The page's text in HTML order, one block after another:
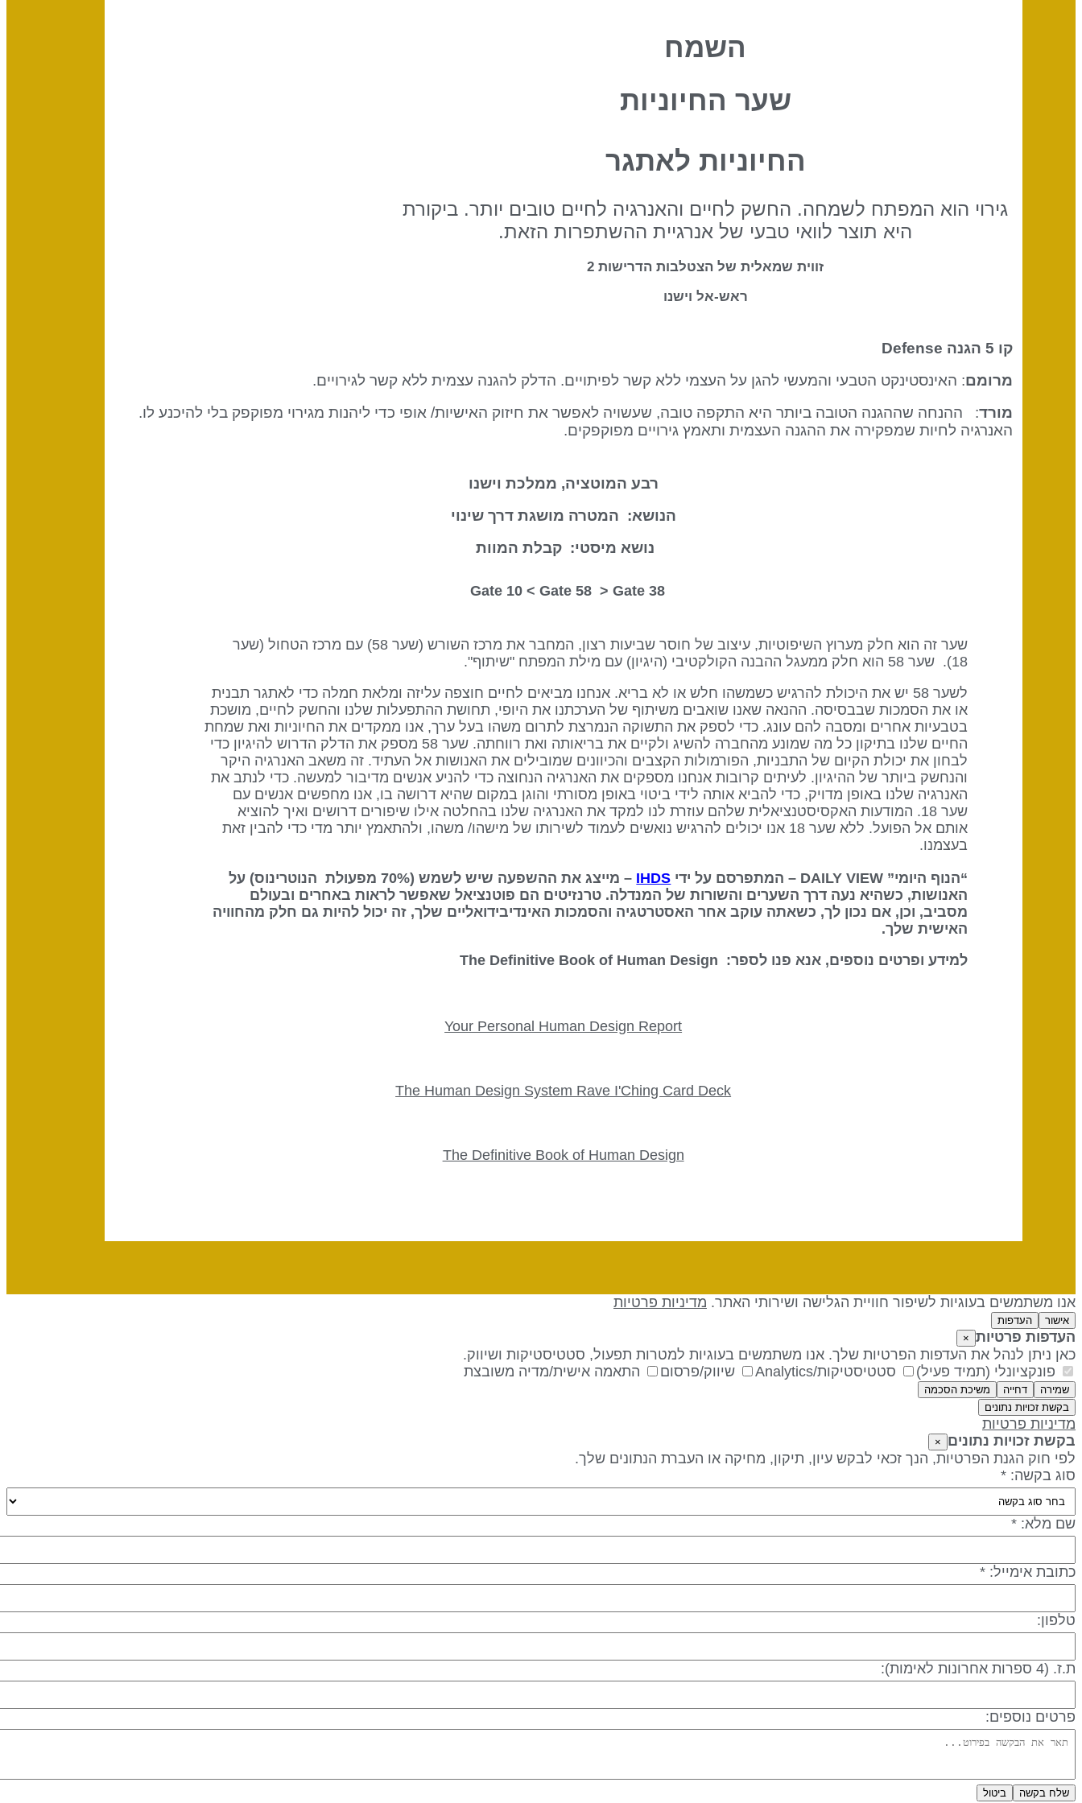
השמח
שער החיוניות
החיוניות לאתגר
גירוי הוא המפתח לשמחה. החשק לחיים והאנרגיה לחיים טובים יותר. ביקורת
היא תוצר לוואי טבעי של אנרגיית ההשתפרות הזאת.
זווית שמאלית של הצטלבות הדרישות 2
ראש-אל וישנו
קו 5 הגנה
Defense
מרומם: האינסטינקט הטבעי והמעשי להגן על העצמי ללא קשר לפיתויים. הדלק להגנה עצמית ללא קשר לגירויים.
מורד: ההנחה שההגנה הטובה ביותר היא התקפה טובה, שעשויה לאפשר את חיזוק האישיות/ אופי כדי ליהנות מגירוי מפוקפק בלי להיכנע לו.
האנרגיה לחיות שמפקירה את ההגנה העצמית ותאמץ גירויים מפוקפקים.
רבע המוטציה, ממלכת וישנו
הנושא: המטרה מושגת דרך שינוי
נושא מיסטי: קבלת המוות
38 Gate 10 <
Gate 58 > Gate
שער זה הוא חלק מערוץ השיפוטיות, עיצוב של חוסר שביעות רצון, המחבר את מרכז השורש (שער 58) עם מרכז הטחול (שער
18). שער 58 הוא חלק ממעגל ההבנה הקולקטיבי (היגיון) עם מילת המפתח "שיתוף".
לשער 58 יש את היכולת להרגיש כשמשהו חלש או לא בריא. אנחנו מביאים לחיים חוצפה עליזה ומלאת חמלה כדי לאתגר תבנית
או את הסמכות שבבסיסה. ההנאה שאנו שואבים משיתוף של הערכתנו את היופי, תחושת ההתפעלות שלנו והחשק לחיים, מושכת
בטבעיות אחרים ומסבה להם עונג. כדי לספק את התשוקה הנמרצת לתרום משהו בעל ערך, אנו ממקדים את החיוניות ואת שמחת
החיים שלנו בתיקון כל מה שמונע מהחברה להשיג ולקיים את בריאותה ואת רווחתה. שער 58 מספק את הדלק הדרוש להיגיון כדי
לבחון את יכולת הקיום של התבניות, הפורמולות הקצבים והכיוונים שמובילים את האנושות אל העתיד. זה משאב האנרגיה היקר
והנחשק ביותר של ההיגיון. לעיתים קרובות אנחנו מספקים את האנרגיה הנחוצה כדי להניע אנשים מדיבור למעשה. כדי לנתב את
האנרגיה שלנו באופן מדויק, כדי להביא אותה לידי ביטוי באופן מסורתי והוגן במקום שהיא דרושה בו, אנו מחפשים אנשים עם
שער 18. המודעות האקסיסטנציאלית שלהם עוזרת לנו למקד את האנרגיה שלנו בהחלטה אילו שיפורים דרושים ואיך להוציא
אותם אל הפועל. ללא שער 18 אנו יכולים להרגיש נואשים לעמוד לשירותו של מישהו/ משהו, ולהתאמץ יותר מדי כדי להבין זאת
בעצמנו.
“הנוף היומי” DAILY VIEW – המתפרסם על ידי IHDS
– מייצג את ההשפעה שיש לשמש (70% מפעולת הנוטרינוס) על
האנושות, כשהיא נעה דרך השערים והשורות של המנדלה. טרנזיטים הם פוטנציאל שאפשר לראות באחרים ובעולם
מסביב, וכן, אם נכון לך, כשאתה עוקב אחר האסטרטגיה והסמכות האינדיבידואליים שלך, זה יכול להיות גם חלק מהחוויה
האישית שלך.
למידע ופרטים נוספים, אנא פנו לספר: The Definitive Book of Human Design
Your Personal Human Design Report
The Human Design System Rave I'Ching Card Deck
The Definitive Book of Human Design
אנו משתמשים בעוגיות לשיפור חוויית הגלישה ושירותי האתר. מדיניות פרטיות
אישור העדפות
העדפות פרטיות ×
כאן ניתן לנהל את העדפות הפרטיות שלך. אנו משתמשים בעוגיות למטרות תפעול, סטטיסטיקות ושיווק.
פונקציונלי (תמיד פעיל)
סטטיסטיקות/Analytics שיווק/פרסום התאמה אישית/מדיה משובצת
שמירה דחייה
משיכת הסכמה
בקשת זכויות נתונים
מדיניות פרטיות
בקשת זכויות נתונים
×
לפי חוק הגנת הפרטיות, הנך זכאי לבקש עיון, תיקון, מחיקה או העברת הנתונים שלך.
סוג בקשה: *
שם מלא: *
כתובת אימייל: *
טלפון:
ת.ז. (4 ספרות אחרונות לאימות):
פרטים נוספים:
שלח בקשה ביטול